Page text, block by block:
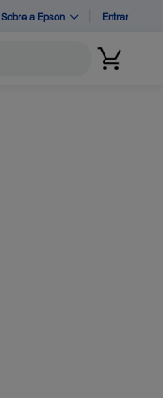
Sobre a Epson Entrar